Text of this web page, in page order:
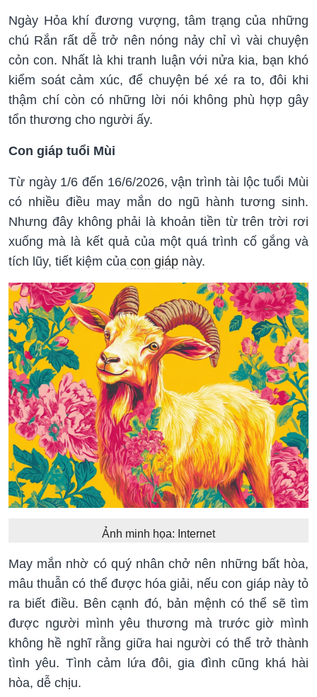
Ngày Hỏa khí đương vượng, tâm trạng của những
chú Rắn rất dễ trở nên nóng nảy chỉ vì vài chuyện
cỏn con. Nhất là khi tranh luận với nửa kia, bạn khó
kiểm soát cảm xúc, để chuyện bé xé ra to, đôi khi
thậm chí còn có những lời nói không phù hợp gây
tổn thương cho người ấy.
Con giáp tuổi Mùi
Từ ngày 1/6 đến 16/6/2026, vận trình tài lộc tuổi Mùi
có nhiều điều may mắn do ngũ hành tương sinh.
Nhưng đây không phải là khoản tiền từ trên trời rơi
xuống mà là kết quả của một quá trình cố gắng và
tích lũy, tiết kiệm của con giáp này.
Ảnh minh họa: Internet
May mắn nhờ có quý nhân chở nên những bất hòa,
mâu thuẫn có thể được hóa giải, nếu con giáp này tỏ
ra biết điều. Bên cạnh đó, bản mệnh có thể sẽ tìm
được người mình yêu thương mà trước giờ mình
không hề nghĩ rằng giữa hai người có thể trở thành
tình yêu. Tình cảm lứa đôi, gia đình cũng khá hài
hòa, dễ chịu.